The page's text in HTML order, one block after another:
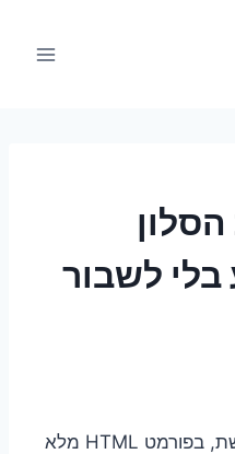
לשבור
הנה המאמר המקצועי שביקשת, בפורמט HTML מלא